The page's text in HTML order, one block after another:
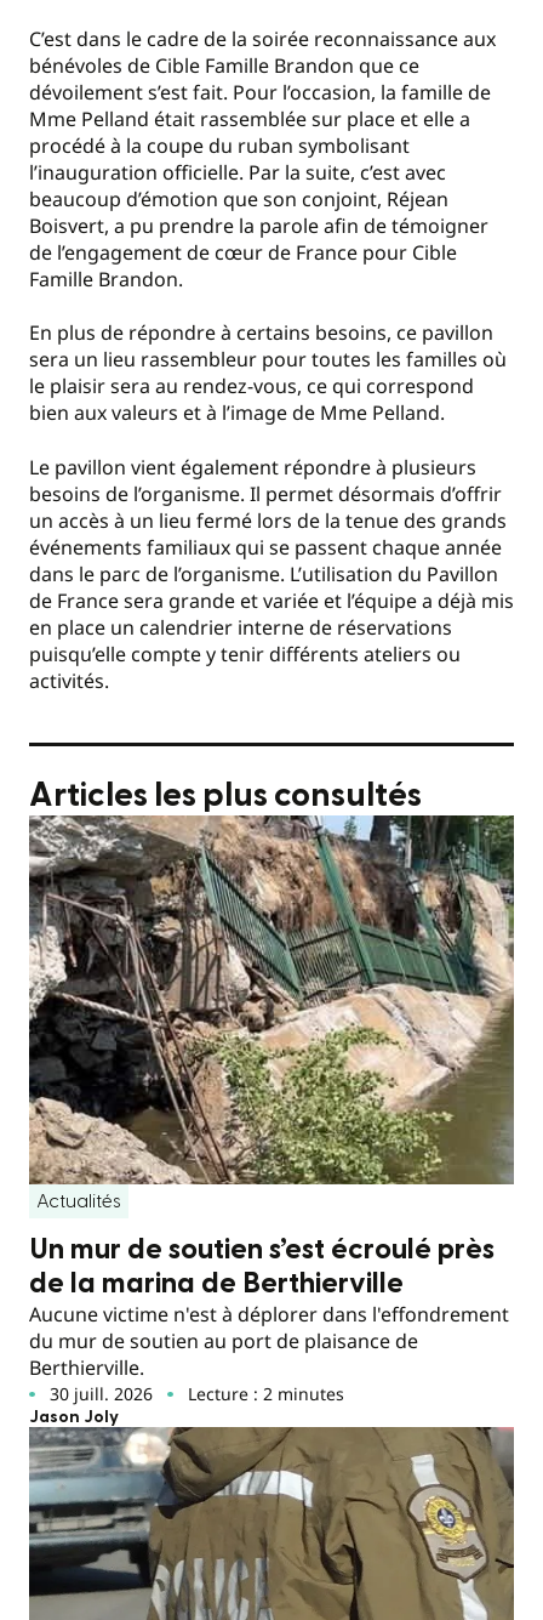
C’est dans le cadre de la soirée reconnaissance aux
bénévoles de Cible Famille Brandon que ce
dévoilement s’est fait. Pour l’occasion, la famille de
Mme Pelland était rassemblée sur place et elle a
procédé à la coupe du ruban symbolisant
l’inauguration officielle. Par la suite, c’est avec
beaucoup d’émotion que son conjoint, Réjean
Boisvert, a pu prendre la parole afin de témoigner
de l’engagement de cœur de France pour Cible
Famille Brandon.
En plus de répondre à certains besoins, ce pavillon
sera un lieu rassembleur pour toutes les familles où
le plaisir sera au rendez-vous, ce qui correspond
bien aux valeurs et à l’image de Mme Pelland.
Le pavillon vient également répondre à plusieurs
besoins de l’organisme. Il permet désormais d’offrir
un accès à un lieu fermé lors de la tenue des grands
événements familiaux qui se passent chaque année
dans le parc de l’organisme. L’utilisation du Pavillon
de France sera grande et variée et l’équipe a déjà mis
en place un calendrier interne de réservations
puisqu’elle compte y tenir différents ateliers ou
activités.
Articles les plus consultés
Actualités
Un mur de soutien s’est écroulé près
de la marina de Berthierville
Aucune victime n'est à déplorer dans l'effondrement
du mur de soutien au port de plaisance de
Berthierville.
30 juill. 2026 Lecture : 2 minutes
Jason Joly